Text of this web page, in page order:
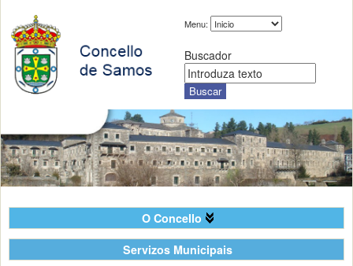
Menu:
Buscador
O Concello
Servizos Municipais